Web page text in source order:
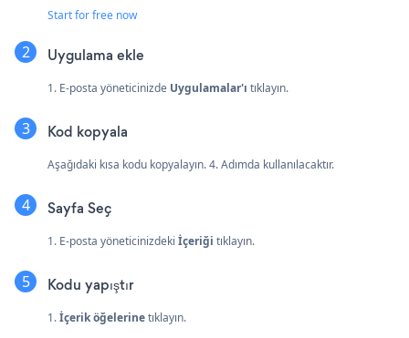
Start for free now
Uygulama ekle
1. E-posta yöneticinizde Uygulamalar'ı tıklayın.
Kod kopyala
Aşağıdaki kısa kodu kopyalayın. 4. Adımda kullanılacaktır.
Sayfa Seç
1. E-posta yöneticinizdeki İçeriği tıklayın.
Kodu yapıştır
1.İçerik öğelerinetıklayın.